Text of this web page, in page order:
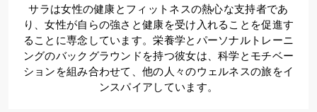
サラは女性の健康とフィットネスの熱心な支持者であ
り、女性が自らの強さと健康を受け入れることを促進す
ることに専念しています。栄養学とパーソナルトレーニ
ングのバックグラウンドを持つ彼女は、科学とモチベー
ションを組み合わせて、他の人々のウェルネスの旅をイ
ンスパイアしています。